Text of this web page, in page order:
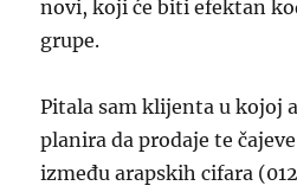
novi, koji će biti efektan
grupe.
Pitala sam klijenta u kojoj
planira da prodaje te
između arapskih cifara